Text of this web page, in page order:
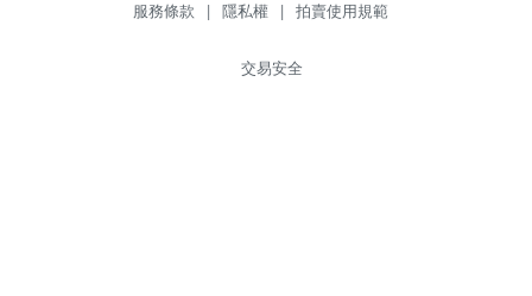
服務條款 | 隱私權 | 拍賣使用規範
交易安全